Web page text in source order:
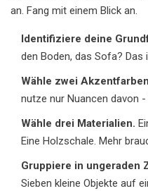
an. Fang mit einem Blick an.
Identifiziere deine
den Boden, das Sofa? Das
Wähle zwei
nutze nur Nuancen davon
Wähle drei Materialien.
Eine Holzschale. Mehr
Gruppiere in ungeraden
Sieben kleine Objekte auf